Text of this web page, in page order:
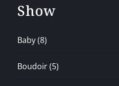
Show
Baby(8)
Boudoir(5)